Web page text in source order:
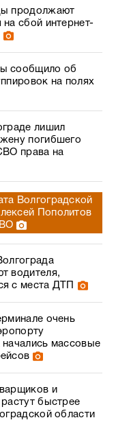
продолжают
сбой интернет-
сообщило об
на полях
лишил
погибшего
права на
Волгоградской
Пополитов
водителя,
с места ДТП
очень
начались массовые
и
быстрее
области